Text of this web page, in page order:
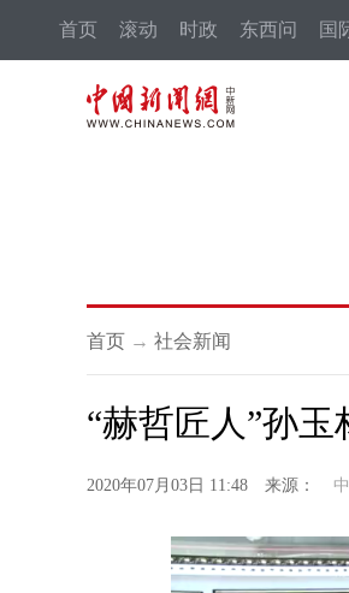
首页 滚动 时政 东西问 国
首页 → 社会新闻
“赫哲匠人”孙
2020年07月03日 11:48 来源：